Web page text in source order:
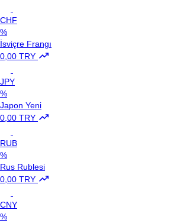
CHF
%
İsviçre Frangı
0,00 TRY
JPY
%
Japon Yeni
0,00 TRY
RUB
%
Rus Rublesi
0,00 TRY
CNY
%